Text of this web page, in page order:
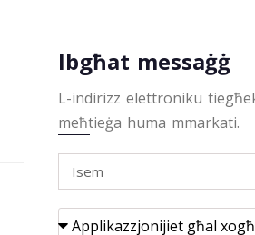
Ibgħat messaġġ
L-indirizz elettroniku
meħtieġa huma mmarkati.